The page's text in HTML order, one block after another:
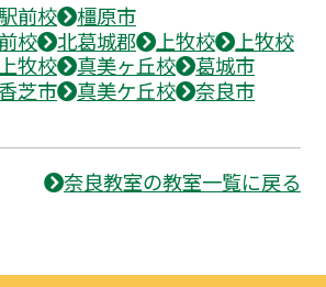
前校
橿原市
校
北葛城郡 上牧校
上牧校
牧校 真美ヶ丘校
葛城市
芝市 真美ケ丘校
奈良市
奈良教室の教室一覧に戻る